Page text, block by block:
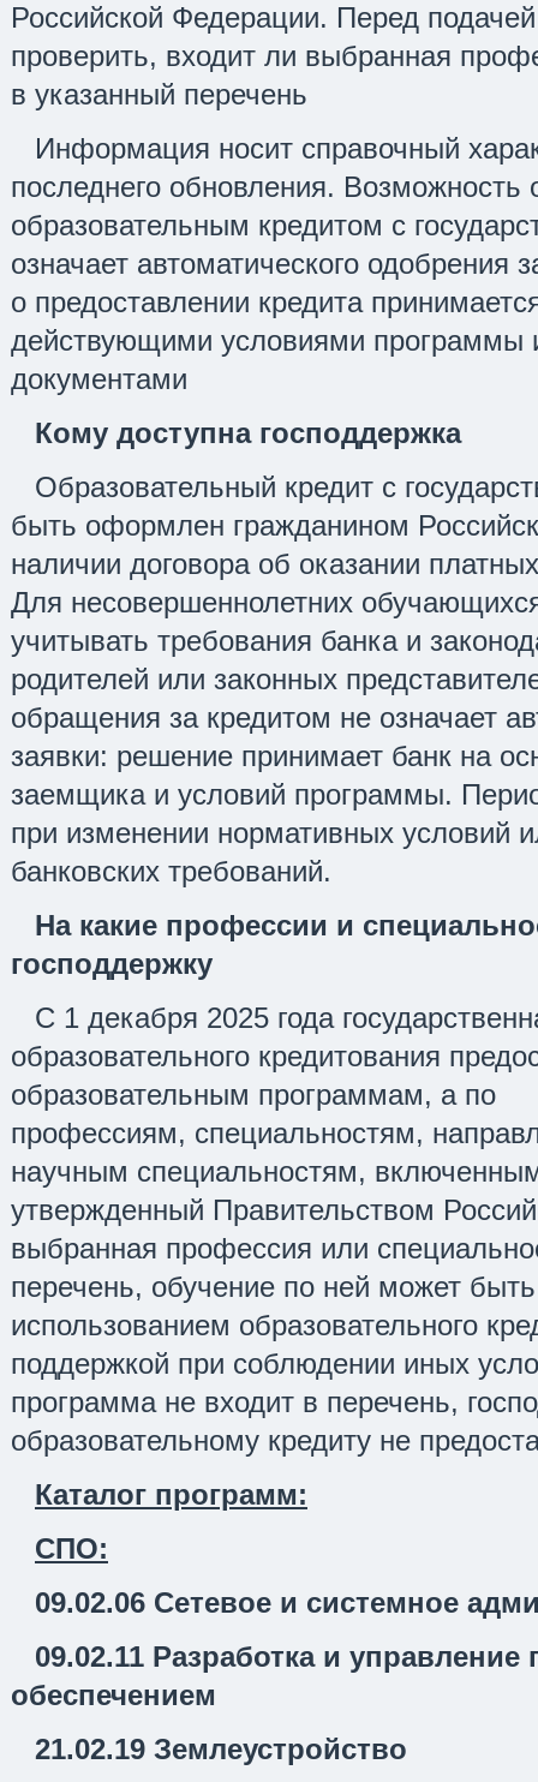
Российской Федерации. Перед
проверить, входит ли выбранная
в указанный перечень
Информация носит справочный
последнего обновления. Возможность
образовательным кредитом с
означает автоматического одобрения
о предоставлении кредита
действующими условиями программы
документами
Кому доступна господдержка
Образовательный кредит с
быть оформлен гражданином
наличии договора об оказании
Для несовершеннолетних
учитывать требования банка и
родителей или законных
обращения за кредитом не означает
заявки: решение принимает банк на
заемщика и условий программы.
при изменении нормативных условий
банковских требований.
На какие профессии и
господдержку
С 1 декабря 2025 года
образовательного кредитования
образовательным программам, а по
профессиям, специальностям,
научным специальностям,
утвержденный Правительством
выбранная профессия или
перечень, обучение по ней может
использованием образовательного
поддержкой при соблюдении иных
программа не входит в перечень,
образовательному кредиту не
Каталог программ:
СПО:
09.02.06 Сетевое и системное
09.02.11 Разработка и
обеспечением
21.02.19 Землеустройство